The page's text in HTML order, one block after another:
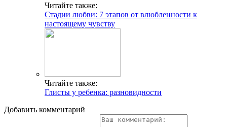
Читайте также:
Стадии любви: 7 этапов от влюбленности к
настоящему чувству
Читайте также:
Глисты у ребенка: разновидности
Добавить комментарий